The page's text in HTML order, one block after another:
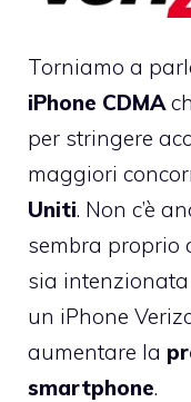
Torniamo a
iPhone CDMA
per stringere
maggiori
Uniti. Non c’è
sembra proprio
sia
un iPhone
aumentare la
smartphone.